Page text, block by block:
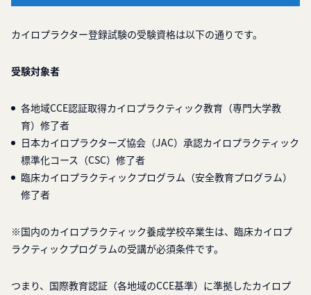
カイロプラクター登録試験の受験資格は以下の通りです。
受験対象者
各地域CCE認証取得カイロプラクティック教育（専門大学教
育）修了者
日本カイロプラクターズ協会（JAC）承認カイロプラクティック
標準化コース（CSC）修了者
臨床カイロプラクティックプログラム（安全教育プログラム）
修了者
※国内のカイロプラクティック養成学校卒業生は、臨床カイロプ
ラクティックプログラムの受講が必須条件です。
つまり、国際教育認証（各地域のCCE基準）に準拠したカイロプ